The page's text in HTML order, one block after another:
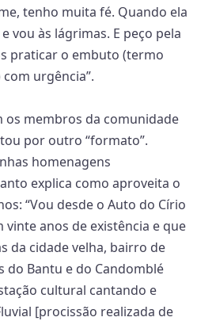
tenho muita fé. Quando ela
vou às lágrimas. E peço pela
praticar o embuto (termo
urgência”.
os membros da comunidade
por outro “formato”.
homenagens
explica como aproveita o
“Vou desde o Auto do Círio
anos de existência e que
da cidade velha, bairro de
do Bantu e do Candomblé
cultural cantando e
[procissão realizada de